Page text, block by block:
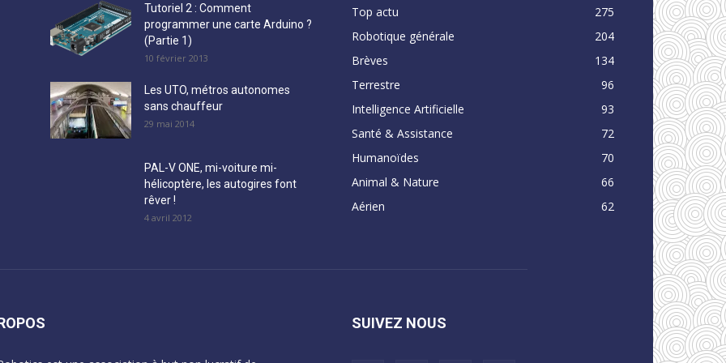
Tutoriel 2 : Comment
programmer une carte Arduino ?
(Partie 1)
10 février 2013
Les UTO, métros autonomes
sans chauffeur
29 mai 2014
PAL-V ONE, mi-voiture mi-
hélicoptère, les autogires font
rêver !
4 avril 2012
Top actu
275
Robotique générale
204
Brèves
134
Terrestre
96
Intelligence Artificielle
93
Santé & Assistance
72
Humanoïdes
70
Animal & Nature
66
Aérien
62
SUIVEZ NOUS